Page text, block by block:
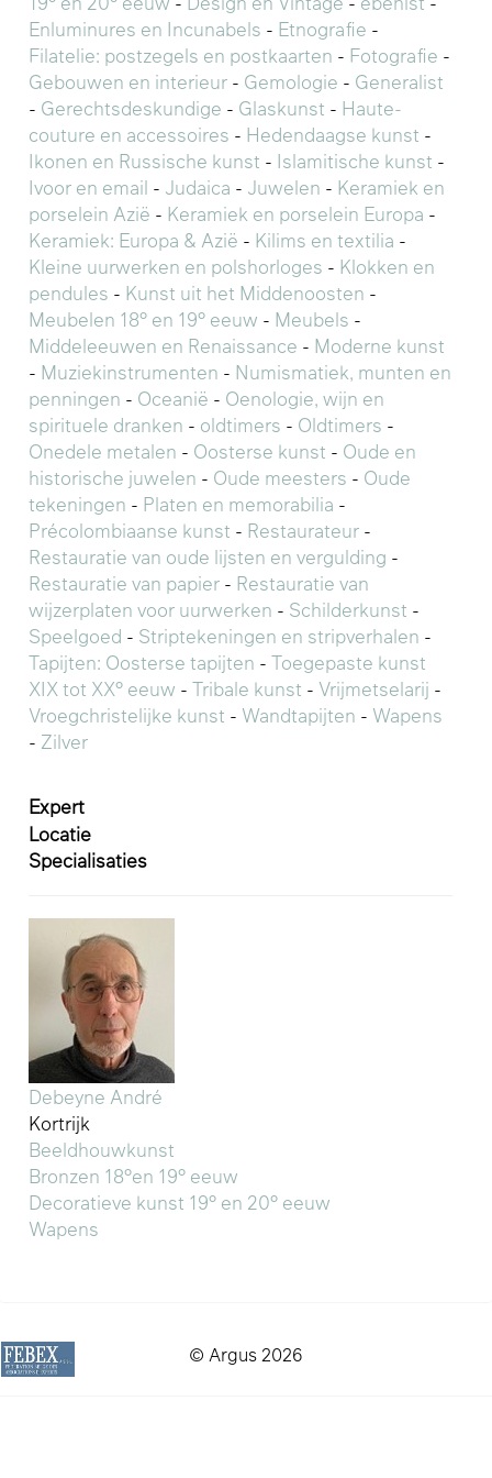
Enluminures en Incunabels - Etnografie -
Filatelie: postzegels en postkaarten - Fotografie -
Gebouwen en interieur - Gemologie - Generalist
- Gerechtsdeskundige - Glaskunst - Haute-
couture en accessoires - Hedendaagse kunst -
Ikonen en Russische kunst - Islamitische kunst -
Ivoor en email - Judaica - Juwelen - Keramiek en
porselein Azië - Keramiek en porselein Europa -
Keramiek: Europa & Azië - Kilims en textilia -
Kleine uurwerken en polshorloges - Klokken en
pendules - Kunst uit het Middenoosten -
Meubelen 18° en 19° eeuw - Meubels -
Middeleeuwen en Renaissance - Moderne kunst
- Muziekinstrumenten - Numismatiek, munten en
penningen - Oceanië - Oenologie, wijn en
spirituele dranken - oldtimers - Oldtimers -
Onedele metalen - Oosterse kunst - Oude en
historische juwelen - Oude meesters - Oude
tekeningen - Platen en memorabilia -
Précolombiaanse kunst - Restaurateur -
Restauratie van oude lijsten en vergulding -
Restauratie van papier - Restauratie van
wijzerplaten voor uurwerken - Schilderkunst -
Speelgoed - Striptekeningen en stripverhalen -
Tapijten: Oosterse tapijten - Toegepaste kunst
XIX tot XX° eeuw - Tribale kunst - Vrijmetselarij -
Vroegchristelijke kunst - Wandtapijten - Wapens
- Zilver
Expert
Locatie
Specialisaties
Debeyne André
Kortrijk
Beeldhouwkunst
Bronzen 18°en 19° eeuw
Decoratieve kunst 19° en 20° eeuw
Wapens
© Argus 2026